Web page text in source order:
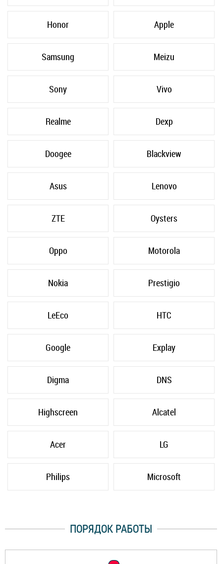
Honor Apple
Samsung Meizu
Sony Vivo
Realme Dexp
Doogee Blackview
Asus Lenovo
ZTE Oysters
Oppo Motorola
Nokia Prestigio
LeEco HTC
Google Explay
Digma DNS
Highscreen Alcatel
Acer LG
Philips Microsoft
ПОРЯДОК РАБОТЫ